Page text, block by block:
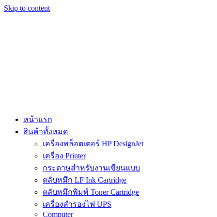
Skip to content
หน้าแรก
สินค้าทั้งหมด
เครื่องพล็อตเตอร์ HP DesignJet
เครื่อง Printer
กระดาษสำหรับงานเขียนแบบ
ตลับหมึก LF Ink Cartridge
ตลับหมึกพิมพ์ Toner Cartridge
เครื่องสำรองไฟ UPS
Computer